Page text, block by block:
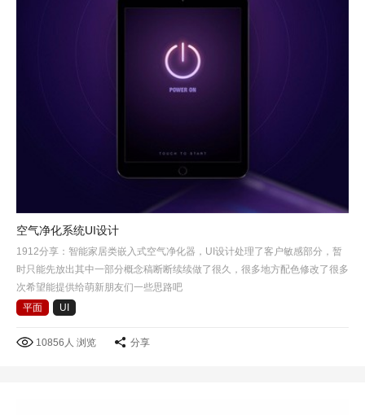
空气净化系统UI设计
1912分享：智能家居类嵌入式空气净化器，UI设计处理了客户敏感部分，暂
时只能先放出其中一部分概念稿断断续续做了很久，很多地方配色修改了很多
次希望能提供给萌新朋友们一些思路吧
平面
UI
10856人 浏览 分享